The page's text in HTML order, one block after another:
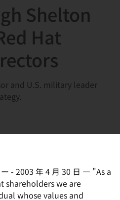
Shelton
Hat
and U.S. military leader
- 2003 年 4 月 30 日 — "As a
shareholders we are
whose values and